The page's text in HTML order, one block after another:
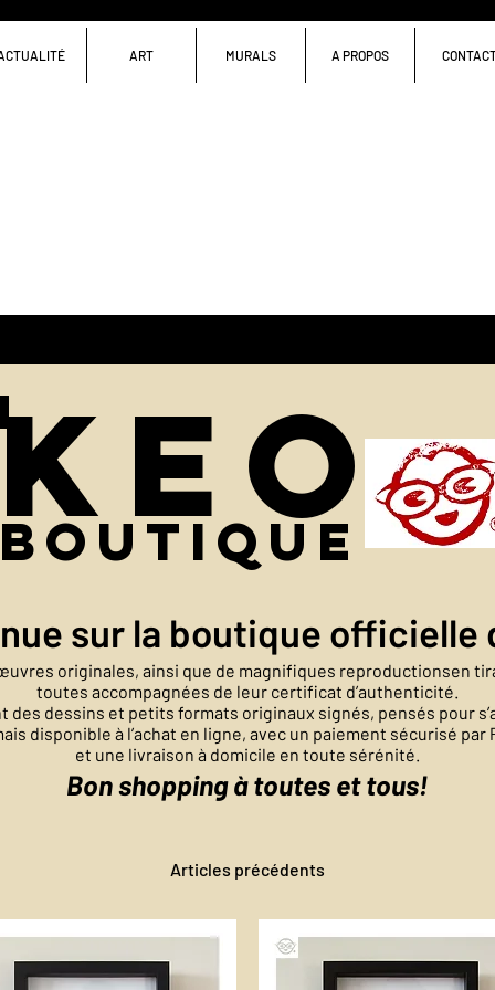
ART MURALS A PROPOS
keo
boutique
sur la boutique officielle
originales, ainsi que de magnifiques reproductionsen
toutes accompagnées de leur certificat d’authenticité.
des dessins et petits formats originaux signés, pensés pour
disponible à l’achat en ligne, avec un paiement sécurisé par
et une livraison à domicile en toute sérénité.
Bon shopping à toutes et tous!
Articles précédents